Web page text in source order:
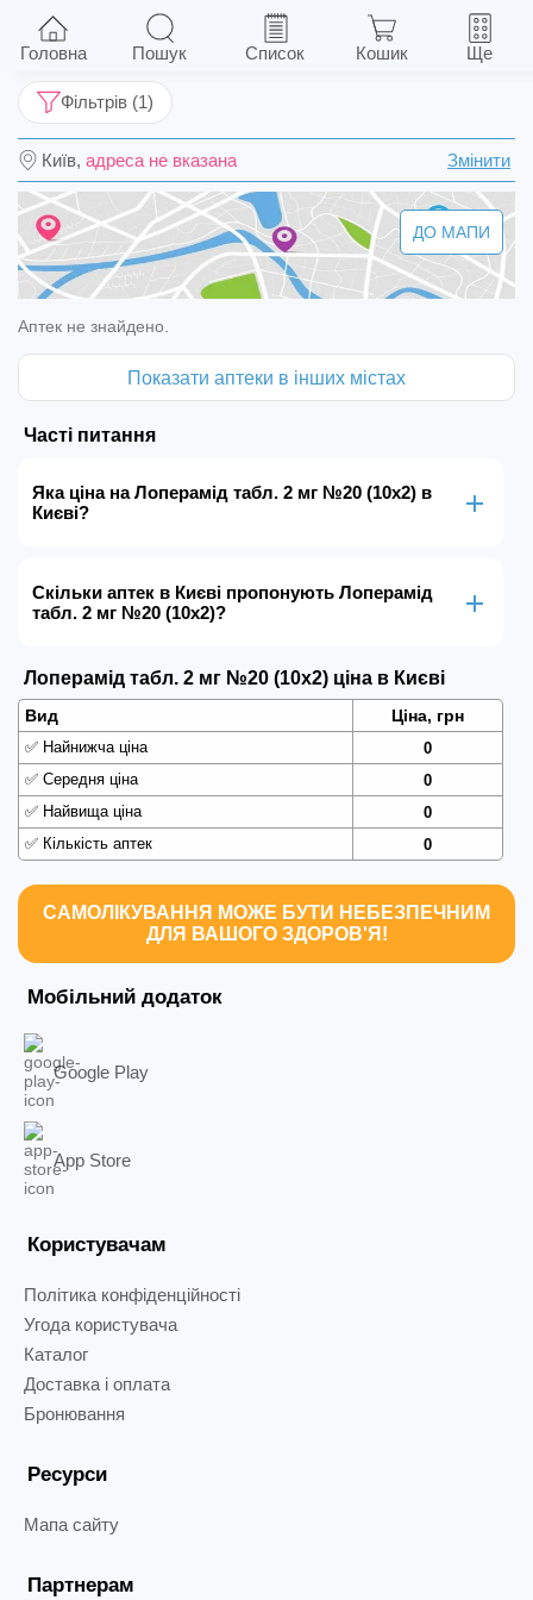
Лоперамід табл. 2 мг №20 (10х2)
Київ, адреса не вказана Змінити
Фільтрів (1)
ДО МАПИ
Аптек не знайдено.
Показати аптеки в інших містах
Часті питання
Яка ціна на Лоперамід табл. 2 мг №20 (10х2) в
Києві?
Скільки аптек в Києві пропонують Лоперамід
табл. 2 мг №20 (10х2)?
Лоперамід табл. 2 мг №20 (10х2) ціна в Києві
Вид Ціна, грн
✅ Найнижча ціна
0
✅ Середня ціна
0
✅ Найвища ціна
0
✅ Кількість аптек 0
САМОЛІКУВАННЯ МОЖЕ БУТИ НЕБЕЗПЕЧНИМ
ДЛЯ ВАШОГО ЗДОРОВ'Я!
Мобільний додаток
Google Play
App Store
Користувачам
Політика конфіденційності
Угода користувача
Каталог
Доставка і оплата
Бронювання
Ресурси
Мапа сайту
Партнерам
Головна Пошук Список Кошик Ще